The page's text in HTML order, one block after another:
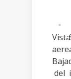
Vista
del